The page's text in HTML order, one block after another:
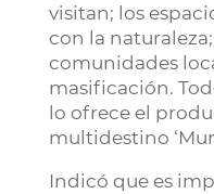
visitan; los
con la
comunidades
masificación.
lo ofrece el
multidestino
Indicó que es